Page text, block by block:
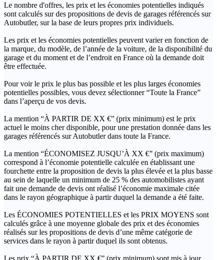
Le nombre d'offres, les prix et les économies potentielles indiqués
sont calculés sur des propositions de devis de garages référencés sur
Autobutler, sur la base de leurs propres prix individuels.
Les prix et les économies potentielles peuvent varier en fonction de
la marque, du modèle, de l’année de la voiture, de la disponibilité du
garage et du moment et de l’endroit en France où la demande doit
être effectuée.
Pour voir le prix le plus bas possible et les plus larges économies
potentielles possibles, vous devez sélectionner “Toute la France”
dans l’aperçu de vos devis.
La mention “À PARTIR DE XX €” (prix minimum) est le prix
actuel le moins cher disponible, pour une prestation donnée dans les
garages référencés sur Autobutler dans toute la France.
La mention “ÉCONOMISEZ JUSQU’À XX €” (prix maximum)
correspond à l’économie potentielle calculée en établissant une
fourchette entre la proposition de devis la plus élevée et la plus basse
au sein de laquelle un minimum de 25 % des automobilistes ayant
fait une demande de devis ont réalisé l’économie maximale citée
dans le rayon géographique à partir duquel la demande a été faite.
Les ÉCONOMIES POTENTIELLES et les PRIX MOYENS sont
calculés grâce à une moyenne globale des prix et des économies
réalisés sur les propositions de devis d’une même catégorie de
services dans le rayon à partir duquel ils sont obtenus.
Les prix “À PARTIR DE XX €” (prix minimum) sont mis à jour